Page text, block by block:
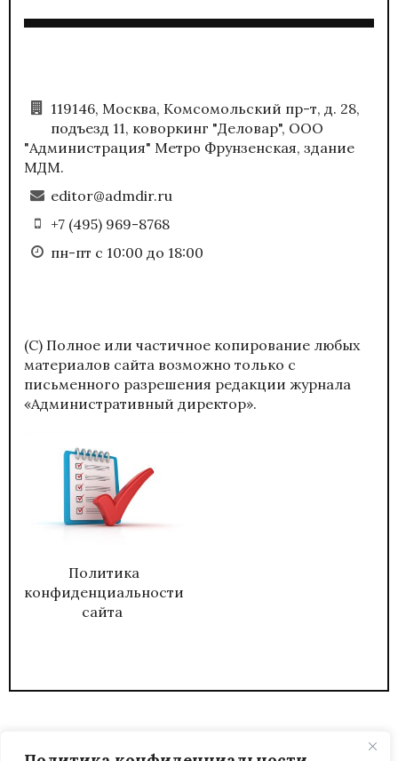
119146, Москва, Комсомольский пр-т, д. 28,
подъезд 11, коворкинг "Деловар", ООО
"Администрация" Метро Фрунзенская, здание
МДМ.
editor@admdir.ru
+7 (495) 969-8768
пн-пт с 10:00 до 18:00
(С) Полное или частичное копирование любых
материалов сайта возможно только с
письменного разрешения редакции журнала
«Административный директор».
Политика
конфиденциальности
сайта